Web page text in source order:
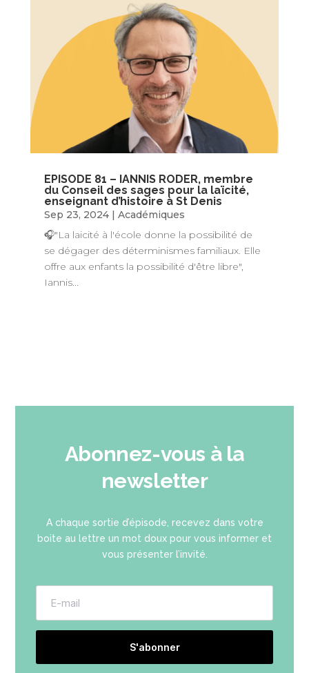
EPISODE 81 – IANNIS RODER, membre
du Conseil des sages pour la laïcité,
enseignant d’histoire à St Denis
Sep 23, 2024| Académiques
🎧"La laicité à l'école donne la possibilité de
se dégager des déterminismes familiaux. Elle
offre aux enfants la possibilité d'être libre",
Iannis...
Abonnez-vous à la
newsletter
A chaque sortie d’épisode, recevez dans votre
boite au lettre un mot doux pour vous informer et
vous présenter l’invité.
S'abonner